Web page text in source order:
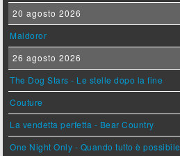
20 agosto 2026
Maldoror
26 agosto 2026
The Dog Stars - Le stelle dopo la fine
Couture
La vendetta perfetta - Bear Country
One Night Only - Quando tutto è possibile